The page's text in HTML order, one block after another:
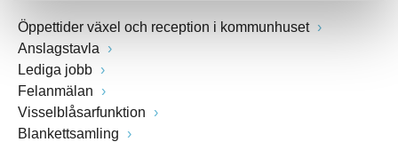
Öppettider växel och reception i kommunhuset
Anslagstavla
Lediga jobb
Felanmälan
Visselblåsarfunktion
Blankettsamling